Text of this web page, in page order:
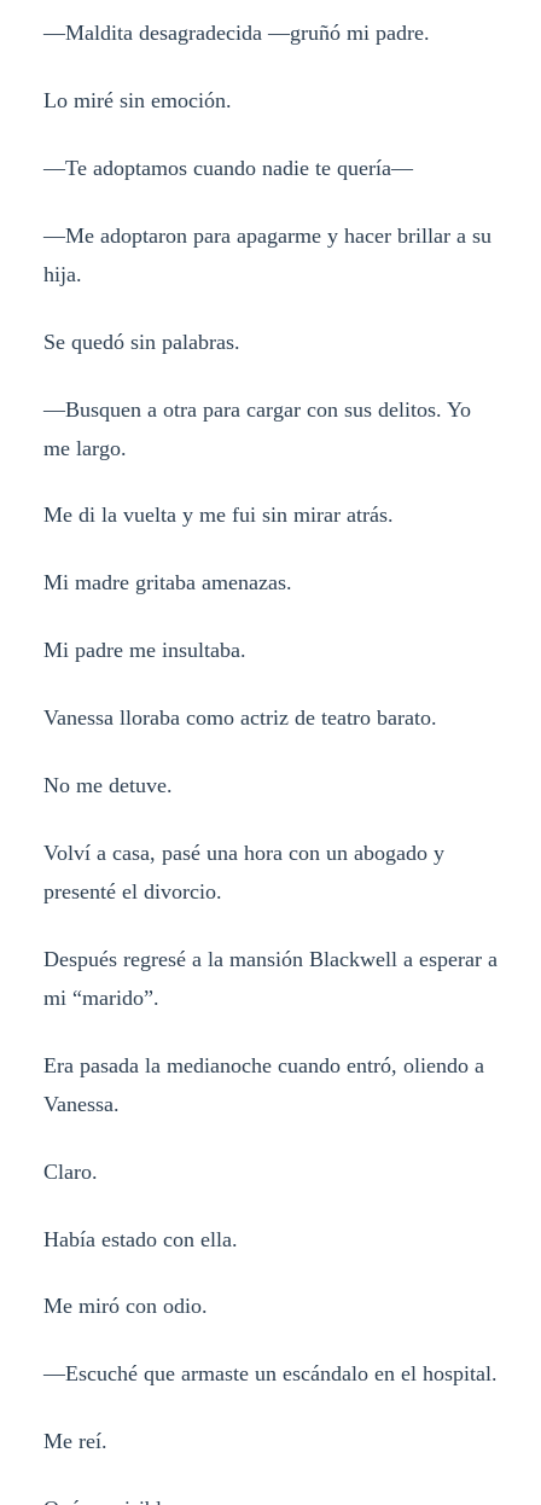
—Maldita desagradecida —gruñó mi padre.
Lo miré sin emoción.
—Te adoptamos cuando nadie te quería—
—Me adoptaron para apagarme y hacer brillar a su
hija.
Se quedó sin palabras.
—Busquen a otra para cargar con sus delitos. Yo
me largo.
Me di la vuelta y me fui sin mirar atrás.
Mi madre gritaba amenazas.
Mi padre me insultaba.
Vanessa lloraba como actriz de teatro barato.
No me detuve.
Volví a casa, pasé una hora con un abogado y
presenté el divorcio.
Después regresé a la mansión Blackwell a esperar a
mi “marido”.
Era pasada la medianoche cuando entró, oliendo a
Vanessa.
Claro.
Había estado con ella.
Me miró con odio.
—Escuché que armaste un escándalo en el hospital.
Me reí.